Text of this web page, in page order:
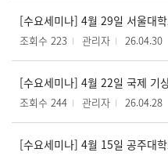
조회수 223 관리자 26.04.30
조회수 244 관리자 26.04.28